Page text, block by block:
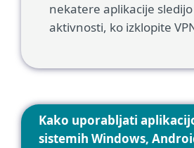
nekatere aplikacije
aktivnosti, ko izklopite
Kako uporabljati
sistemih Windows,